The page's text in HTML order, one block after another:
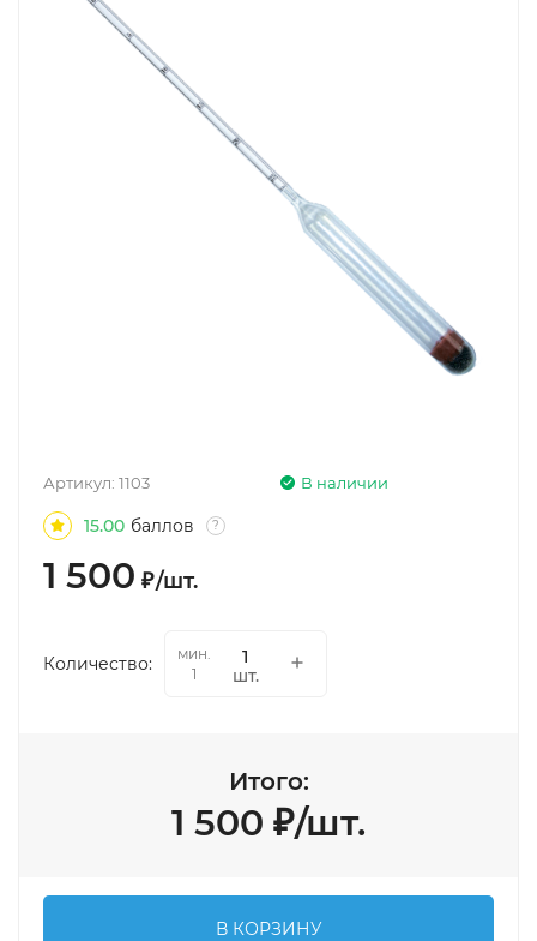
В наличии
Артикул: 1103
15.00 баллов ?
1 500 ₽/шт.
Количество:
мин.
1
шт.
Итого:
1 500 ₽/шт.
В КОРЗИНУ